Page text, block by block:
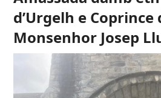
d’Urgelh e Coprince
Monsenhor Josep